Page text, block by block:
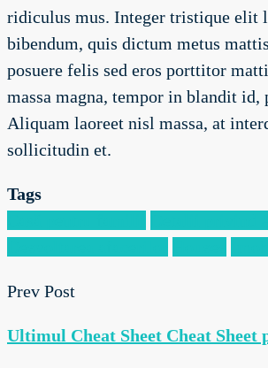
ridiculus mus. Integer tristique elit
bibendum, quis dictum metus
posuere felis sed eros porttitor
massa magna, tempor in blandit
Aliquam laoreet nisl massa, at
sollicitudin et.
Tags
Prev Post
Ultimul Cheat Sheet Cheat Sheet